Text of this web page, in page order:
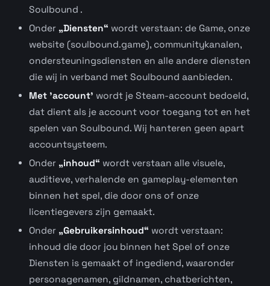
Soulbound .
Onder „Diensten“ wordt verstaan: de Game, onze
website (soulbound.game), communitykanalen,
ondersteuningsdiensten en alle andere diensten
die wij in verband met Soulbound aanbieden.
Met 'account' wordt je Steam-account bedoeld,
dat dient als je account voor toegang tot en het
spelen van Soulbound. Wij hanteren geen apart
accountsysteem.
Onder „inhoud“ wordt verstaan alle visuele,
auditieve, verhalende en gameplay-elementen
binnen het spel, die door ons of onze
licentiegevers zijn gemaakt.
Onder „Gebruikersinhoud“ wordt verstaan:
inhoud die door jou binnen het Spel of onze
Diensten is gemaakt of ingediend, waaronder
personagenamen, gildnamen, chatberichten,